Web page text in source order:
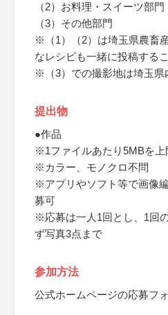
（2）お料理・スイーツ部門
（3）その他部門
※（1）（2）は埼玉県農畜
なレシピも一緒に投稿する
※（3）での撮影地は埼玉県
提出物
●作品
※1ファイルあたり5MBを上
※カラー、モノクロ不問
※アプリやソフト等で画像
募可
※応募は一人1回とし、1回
ず写真3点まで
参加方法
公式ホームページの応募フ